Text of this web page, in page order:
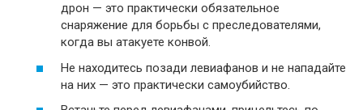
дрон — это практически обязательное
снаряжение для борьбы с преследователями,
когда вы атакуете конвой.
Не находитесь позади левиафанов и не нападайте
на них — это практически самоубийство.